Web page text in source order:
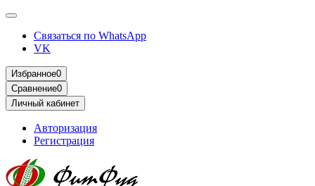
Связаться по WhatsApp
VK
Избранное0
Сравнение0
Личный кабинет
Авторизация
Регистрация